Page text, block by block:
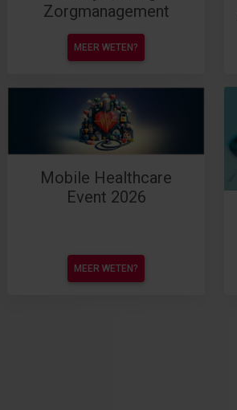
Zorgmanagement
MEER WETEN?
Mobile Healthcare
Event 2026
MEER WETEN?